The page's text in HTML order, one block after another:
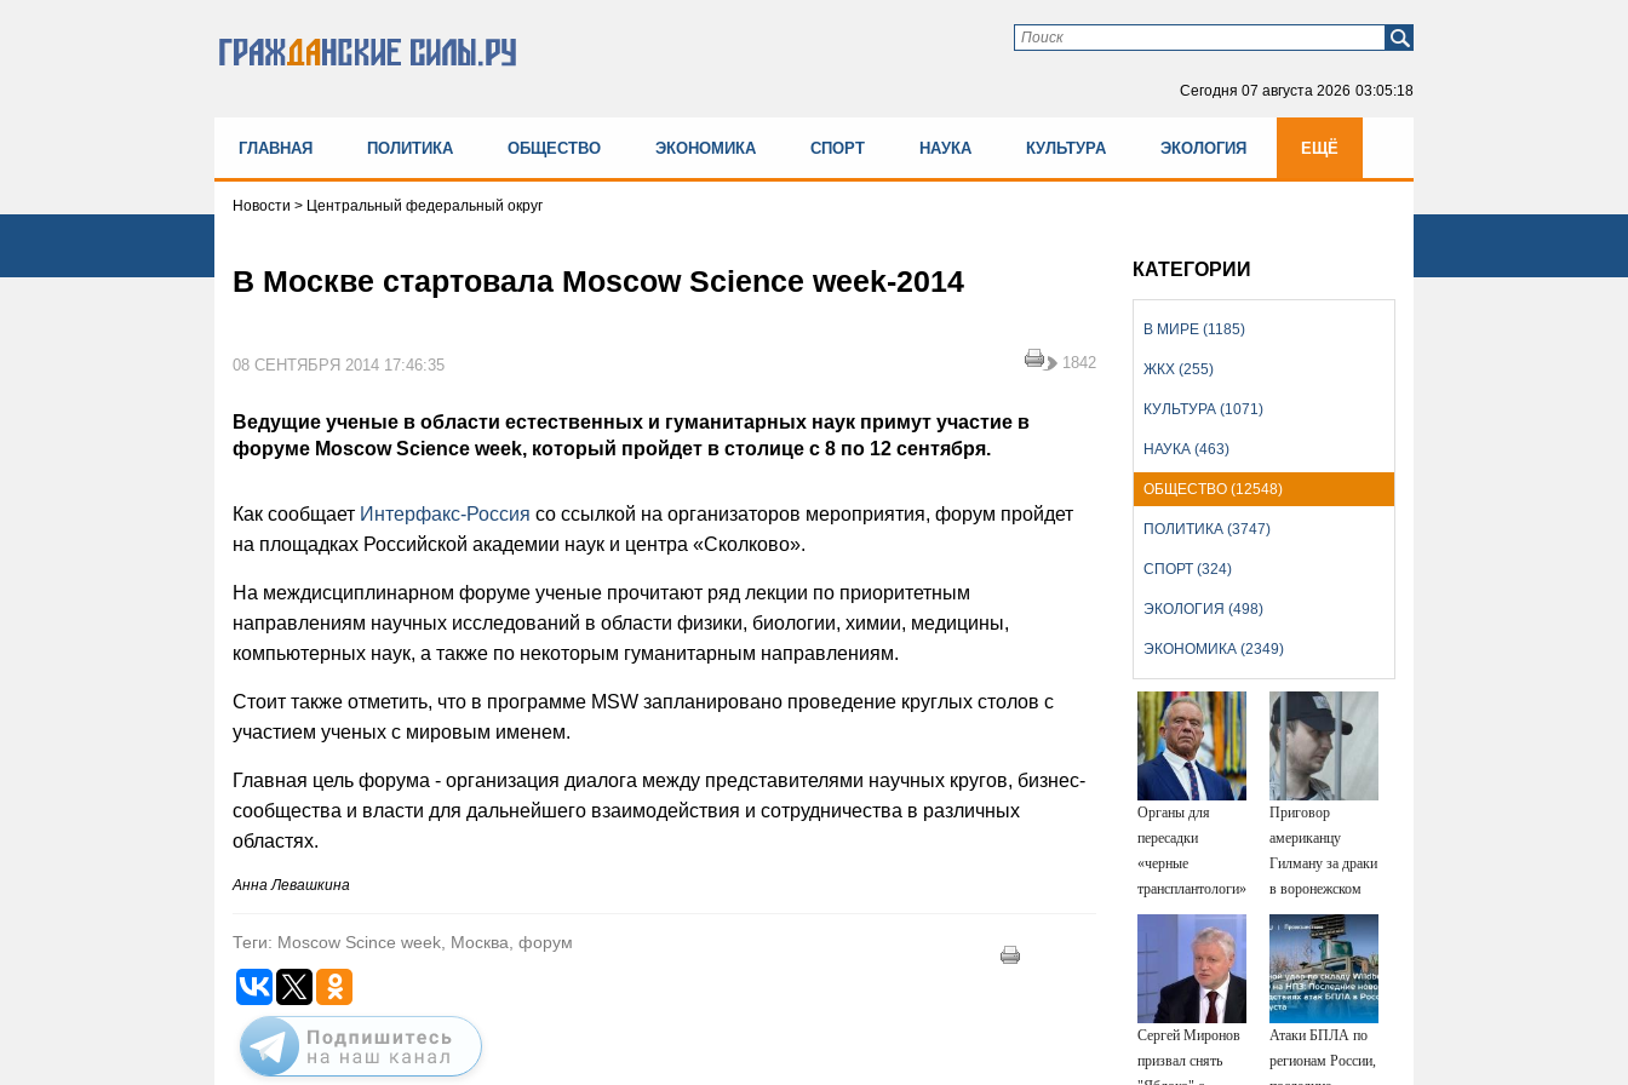
Сегодня 07 августа 2026 03:05:18
ГЛАВНАЯ ПОЛИТИКА ОБЩЕСТВО ЭКОНОМИКА СПОРТ НАУКА КУЛЬТУРА ЭКОЛОГИЯ ЕЩЁ
Новости > Центральный федеральный округ
В Москве стартовала Moscow Science week-2014
08 СЕНТЯБРЯ 2014 17:46:35 1842
Ведущие ученые в области естественных и гуманитарных наук примут участие в
форуме Moscow Science week, который пройдет в столице с 8 по 12 сентября.
Как сообщает Интерфакс-Россия со ссылкой на организаторов мероприятия, форум пройдет
на площадках Российской академии наук и центра «Сколково».
На междисциплинарном форуме ученые прочитают ряд лекции по приоритетным
направлениям научных исследований в области физики, биологии, химии, медицины,
компьютерных наук, а также по некоторым гуманитарным направлениям.
Стоит также отметить, что в программе MSW запланировано проведение круглых столов с
участием ученых с мировым именем.
Главная цель форума - организация диалога между представителями научных кругов, бизнес-
сообщества и власти для дальнейшего взаимодействия и сотрудничества в различных
областях.
Анна Левашкина
Теги: Moscow Scince week, Москва, форум
КАТЕГОРИИ
В МИРЕ (1185)
ЖКХ (255)
КУЛЬТУРА (1071)
НАУКА (463)
ОБЩЕСТВО (12548)
ПОЛИТИКА (3747)
СПОРТ (324)
ЭКОЛОГИЯ (498)
ЭКОНОМИКА (2349)
Органы для
пересадки
«черные
трансплантологи»
извлекали у еще
живых пациентов
Приговор
американцу
Гилману за драки
в воронежском
СИЗО
потребовали
ужесточить -
Новости на
Вести.ru
Сергей Миронов
призвал снять
Атаки БПЛА по
регионам России,